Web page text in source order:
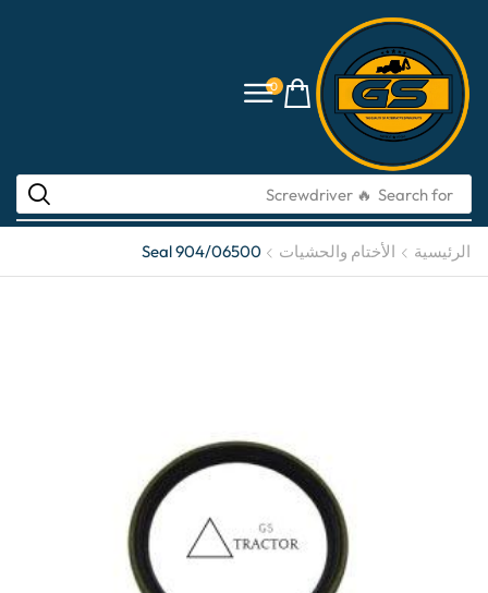
0
Search for
🔥 Screwdriver
الرئيسية الأختام والحشيات Seal 904/06500